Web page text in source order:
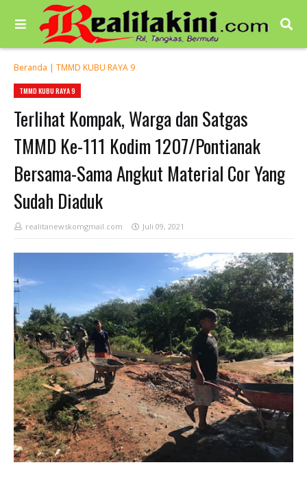
Beranda | TMMD KUBU RAYA 9
TMMD KUBU RAYA 9
Terlihat Kompak, Warga dan Satgas
TMMD Ke-111 Kodim 1207/Pontianak
Bersama-Sama Angkut Material Cor Yang
Sudah Diaduk
realitanewskomgmail.com Juli 09, 2021